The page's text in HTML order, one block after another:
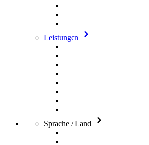
Leistungen
Sprache / Land